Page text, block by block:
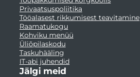
Privaatsuspoliitika
Tööalasest rikkumisest teavitamine
Raamatukogu
Kohviku menüü
Üliõpilaskodu
Taskuhääling
IT-abi juhendid
Jälgi meid